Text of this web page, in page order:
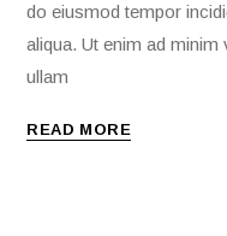
do eiusmod tempor
aliqua. Ut enim ad
ullam
READ MORE